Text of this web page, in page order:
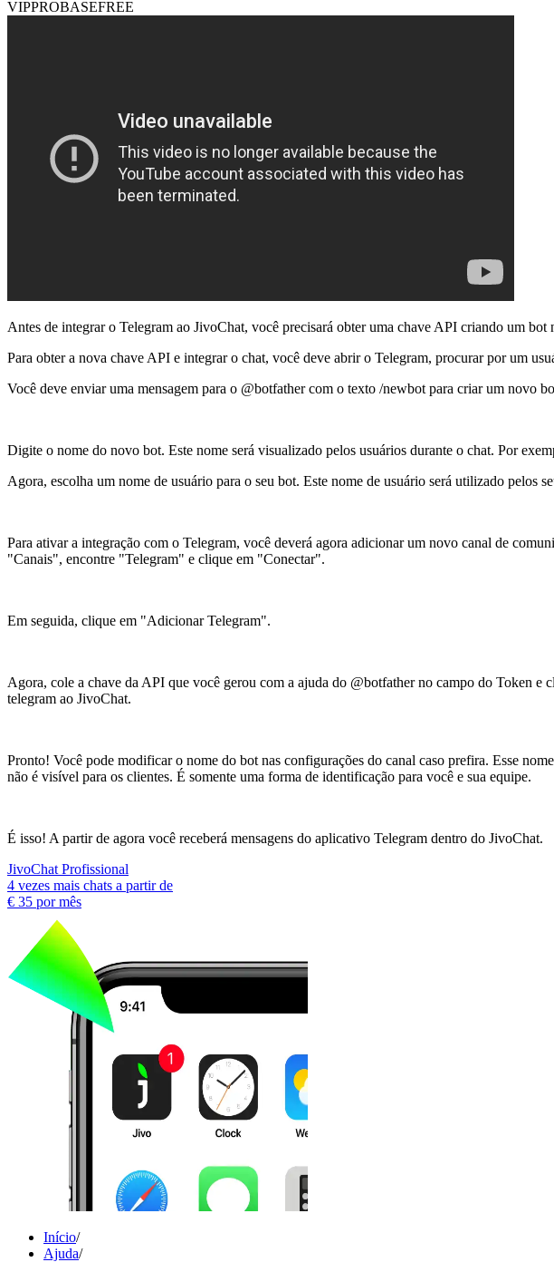
VIPPROBASEFREE
Antes de integrar o Telegram ao JivoChat, você precisará obter uma chave API criando um bot
Para obter a nova chave API e integrar o chat, você deve abrir o Telegram, procurar por um
Você deve enviar uma mensagem para o @botfather com o texto /newbot para criar um novo
Digite o nome do novo bot. Este nome será visualizado pelos usuários durante o chat. Por
Agora, escolha um nome de usuário para o seu bot. Este nome de usuário será utilizado pelos
Para ativar a integração com o Telegram, você deverá agora adicionar um novo canal de
"Canais", encontre "Telegram" e clique em "Conectar".
Em seguida, clique em "Adicionar Telegram".
Agora, cole a chave da API que você gerou com a ajuda do @botfather no campo do Token
telegram ao JivoChat.
Pronto! Você pode modificar o nome do bot nas configurações do canal caso prefira. Esse
não é visível para os clientes. É somente uma forma de identificação para você e sua equipe.
É isso! A partir de agora você receberá mensagens do aplicativo Telegram dentro do JivoChat.
JivoChat Profissional
4 vezes mais chats a partir de
€ 35 por mês
Início/
Ajuda/